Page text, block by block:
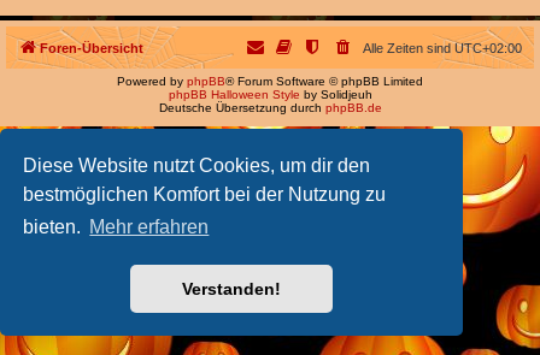
Diese Website nutzt Cookies, um dir den
bestmöglichen Komfort bei der Nutzung zu
bieten. Mehr erfahren
Verstanden!
Foren-Übersicht Alle Zeiten sindUTC+02:00
Powered by phpBB® Forum Software © phpBB Limited
phpBB Halloween Style by Solidjeuh
Deutsche Übersetzung durch phpBB.de